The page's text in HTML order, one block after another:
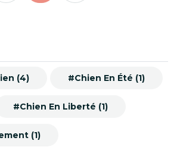
(4) #Chien En Été (1)
#Chien En Liberté (1)
(1)